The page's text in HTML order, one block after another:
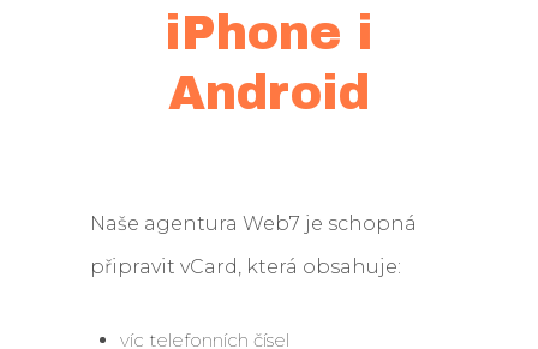
iPhone i
Android
Naše agentura Web7 je schopná
připravit vCard, která obsahuje:
víc telefonních čísel